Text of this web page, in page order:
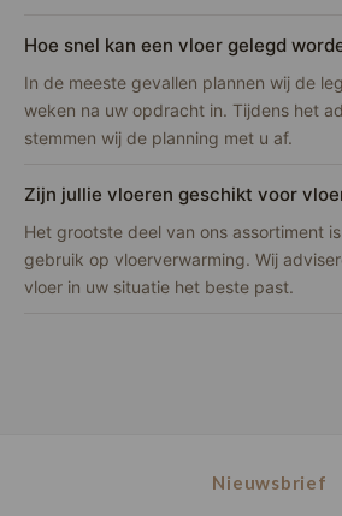
Hoe snel kan een vloer gelegd
In de meeste gevallen plannen wij de
weken na uw opdracht in. Tijdens het
stemmen wij de planning met u af.
Zijn jullie vloeren geschikt voor
Het grootste deel van ons assortiment
gebruik op vloerverwarming. Wij
vloer in uw situatie het beste past.
Nieuwsbrief